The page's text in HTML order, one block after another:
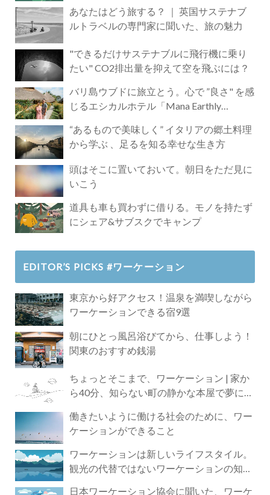
あなたはどう旅する？ ｜ 英国サステナブ
ルトラベルの専門家に聞いた、旅の魅力
"できるだけサステナブルに飛行機に乗り
たい" CO2排出量を抑えて空を飛ぶには？
バリ島ウブドに旅立とう。心で ”良さ" を感
じるエシカルホテル「Mana Earthly
“あるもので美味しく” イタリアの郷土料理
から学ぶ 、足るを知る幸せな生き方
頭はそこに置いておいて。朝日をただ見に
いこう
道具も車も買わずに借りる。モノを持たず
にシェア&サブスクでキャンプ
EDITOR’S PICKS #ワーケーション
東京から好アクセス！温泉を満喫しながら
ワーケーションできる宿9選
朝にひとっ風呂浴びてから、仕事しよう！
関東のおすすめ銭湯
ちょっとそこまで、ワーケーション | 家か
ら40分、知らない町の静かな本屋で夢に近
働きたいように働ける社会のために、ワー
ケーションができること
ワーケーションは新しいライフスタイル。
観光の代替ではないワーケーションの知ら
日本ワーケーション協会に聞いた、ワーケ